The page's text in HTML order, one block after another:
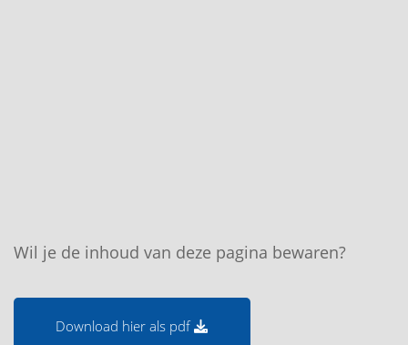
Wil je de inhoud van deze pagina bewaren?
Download hier als pdf